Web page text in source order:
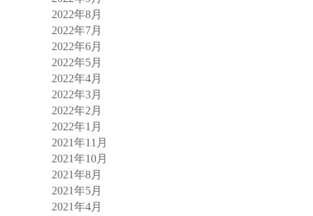
2022年8月
2022年7月
2022年6月
2022年5月
2022年4月
2022年3月
2022年2月
2022年1月
2021年11月
2021年10月
2021年8月
2021年5月
2021年4月